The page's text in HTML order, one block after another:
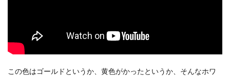
この色はゴールドというか、黄色がかったというか、そんなホワ